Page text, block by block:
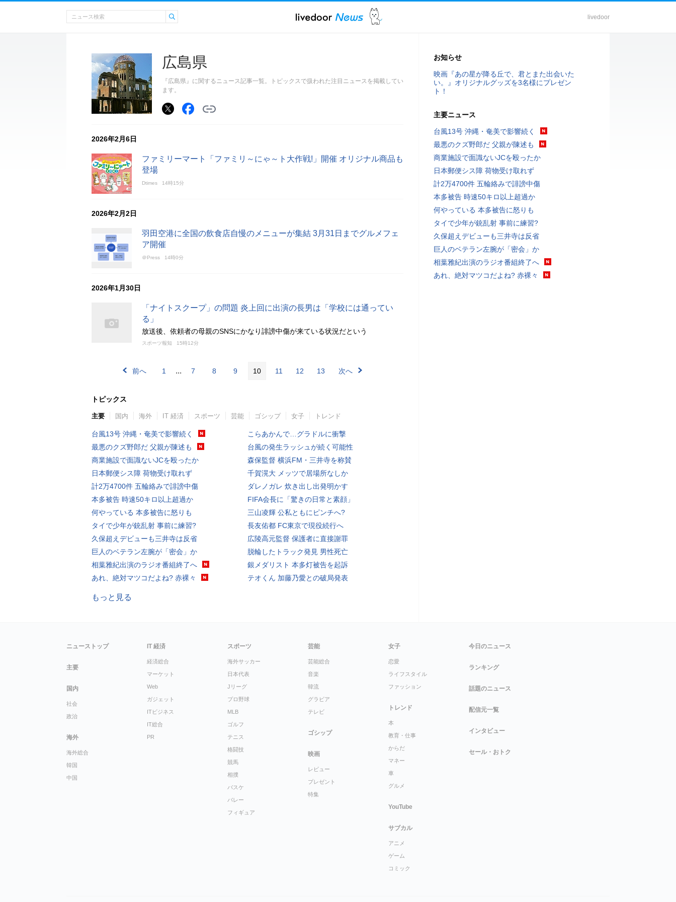
livedoor
広島県
『広島県』に関するニュース記事一覧。トピックスで扱われた注目ニュースを掲載してい
ます。
2026年2月6日
ファミリーマート「ファミリ～にゃ～ト大作戦!」開催 オリジナル商品も
登場
Dtimes 14時15分
2026年2月2日
羽田空港に全国の飲食店自慢のメニューが集結 3月31日までグルメフェ
ア開催
＠Press 14時0分
2026年1月30日
「ナイトスクープ」の問題 炎上回に出演の長男は「学校には通ってい
る」
放送後、依頼者の母親のSNSにかなり誹謗中傷が来ている状況だという
スポーツ報知 15時12分
前へ 1 ... 7 8 9 10 11 12 13 次へ
トピックス
主要 国内 海外 IT 経済 スポーツ 芸能 ゴシップ 女子 トレンド
台風13号 沖縄・奄美で影響続く
最悪のクズ野郎だ 父親が陳述も
商業施設で面識ないJCを殴ったか
日本郵便シス障 荷物受け取れず
計2万4700件 五輪絡みで誹謗中傷
本多被告 時速50キロ以上超過か
何やっている 本多被告に怒りも
タイで少年が銃乱射 事前に練習?
久保超えデビューも三井寺は反省
巨人のベテラン左腕が「密会」か
相葉雅紀出演のラジオ番組終了へ
あれ、絶対マツコだよね? 赤裸々
こらあかんで…グラドルに衝撃
台風の発生ラッシュが続く可能性
森保監督 横浜FM・三井寺を称賛
千賀滉大 メッツで居場所なしか
ダレノガレ 炊き出し出発明かす
FIFA会長に「驚きの日常と素顔」
三山凌輝 公私ともにピンチへ?
長友佑都 FC東京で現役続行へ
広陵高元監督 保護者に直接謝罪
脱輪したトラック発見 男性死亡
銀メダリスト 本多灯被告を起訴
テオくん 加藤乃愛との破局発表
もっと見る
お知らせ
映画『あの星が降る丘で、君とまた出会いた
い。』オリジナルグッズを3名様にプレゼン
ト！
主要ニュース
台風13号 沖縄・奄美で影響続く
最悪のクズ野郎だ 父親が陳述も
商業施設で面識ないJCを殴ったか
日本郵便シス障 荷物受け取れず
計2万4700件 五輪絡みで誹謗中傷
本多被告 時速50キロ以上超過か
何やっている 本多被告に怒りも
タイで少年が銃乱射 事前に練習?
久保超えデビューも三井寺は反省
巨人のベテラン左腕が「密会」か
相葉雅紀出演のラジオ番組終了へ
あれ、絶対マツコだよね? 赤裸々
ニューストップ
主要
国内
社会
政治
海外
海外総合
韓国
中国
IT 経済
経済総合
マーケット
Web
ガジェット
ITビジネス
IT総合
PR
スポーツ
海外サッカー
日本代表
Jリーグ
プロ野球
MLB
ゴルフ
テニス
格闘技
競馬
相撲
バスケ
バレー
フィギュア
芸能
芸能総合
音楽
韓流
グラビア
テレビ
ゴシップ
映画
レビュー
プレゼント
特集
女子
恋愛
ライフスタイル
ファッション
トレンド
本
教育・仕事
からだ
マネー
車
グルメ
YouTube
サブカル
アニメ
ゲーム
コミック
今日のニュース
ランキング
話題のニュース
配信元一覧
インタビュー
セール・おトク